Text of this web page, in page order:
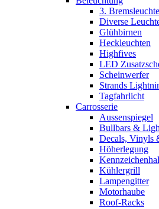
3. Bremsleuchte
Diverse
Glühbirnen
Heckleuchten
Highfives
LED
Scheinwerfer
Strands
Tagfahrlicht
Carrosserie
Aussenspiegel
Bullbars &
Decals, Vinyls
Höherlegung
Kühlergrill
Lampengitter
Motorhaube
Roof-Racks